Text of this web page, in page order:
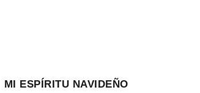
MI ESPÍRITU NAVIDEÑO